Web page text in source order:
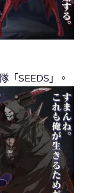
「SEEDS」。